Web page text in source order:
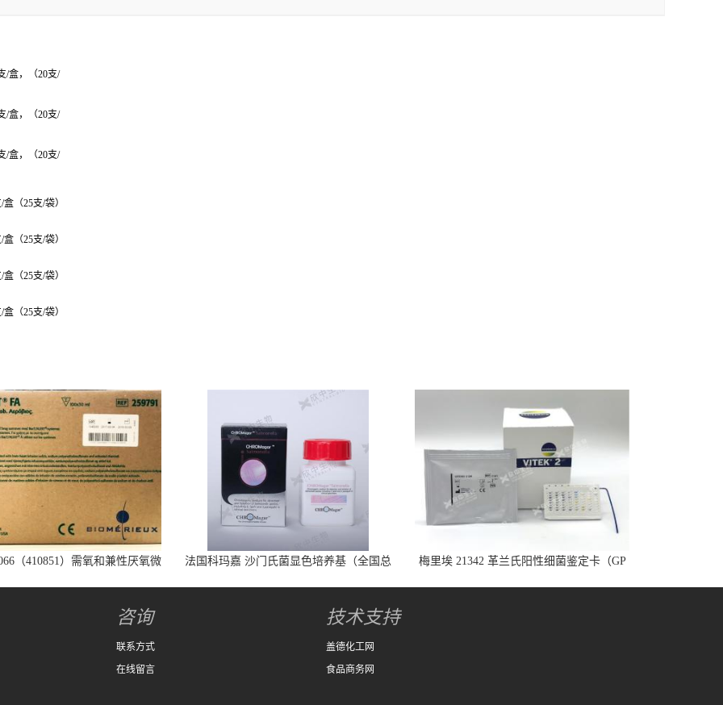
/盒，（20支/
/盒，（20支/
/盒，（20支/
盒（25支/袋）
盒（25支/袋）
盒（25支/袋）
盒（25支/袋）
（410851）需氧和兼性厌氧微
法国科玛嘉 沙门氏菌显色培养基（全国总
梅里埃 21342 革兰氏阳性细菌鉴定卡（GP
咨询
联系方式
在线留言
技术支持
盖德化工网
食品商务网